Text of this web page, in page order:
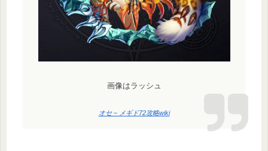
画像はラッシュ
オセ – メギド72攻略wiki